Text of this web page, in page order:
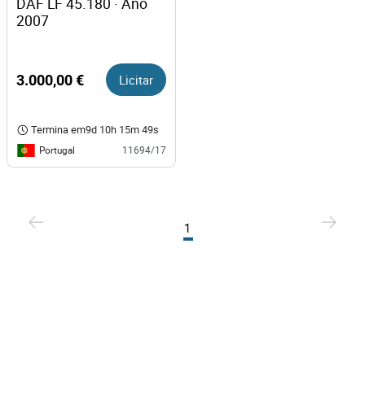
3.000,00 € Licitar
Termina em9d 10h 15m 49s
Portugal 11694/17
1